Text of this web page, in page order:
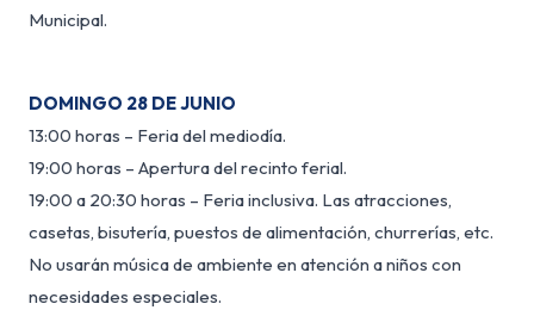
Municipal.
DOMINGO 28 DE JUNIO
13:00 horas – Feria del mediodía.
19:00 horas – Apertura del recinto ferial.
19:00 a 20:30 horas – Feria inclusiva. Las atracciones,
casetas, bisutería, puestos de alimentación, churrerías, etc.
No usarán música de ambiente en atención a niños con
necesidades especiales.